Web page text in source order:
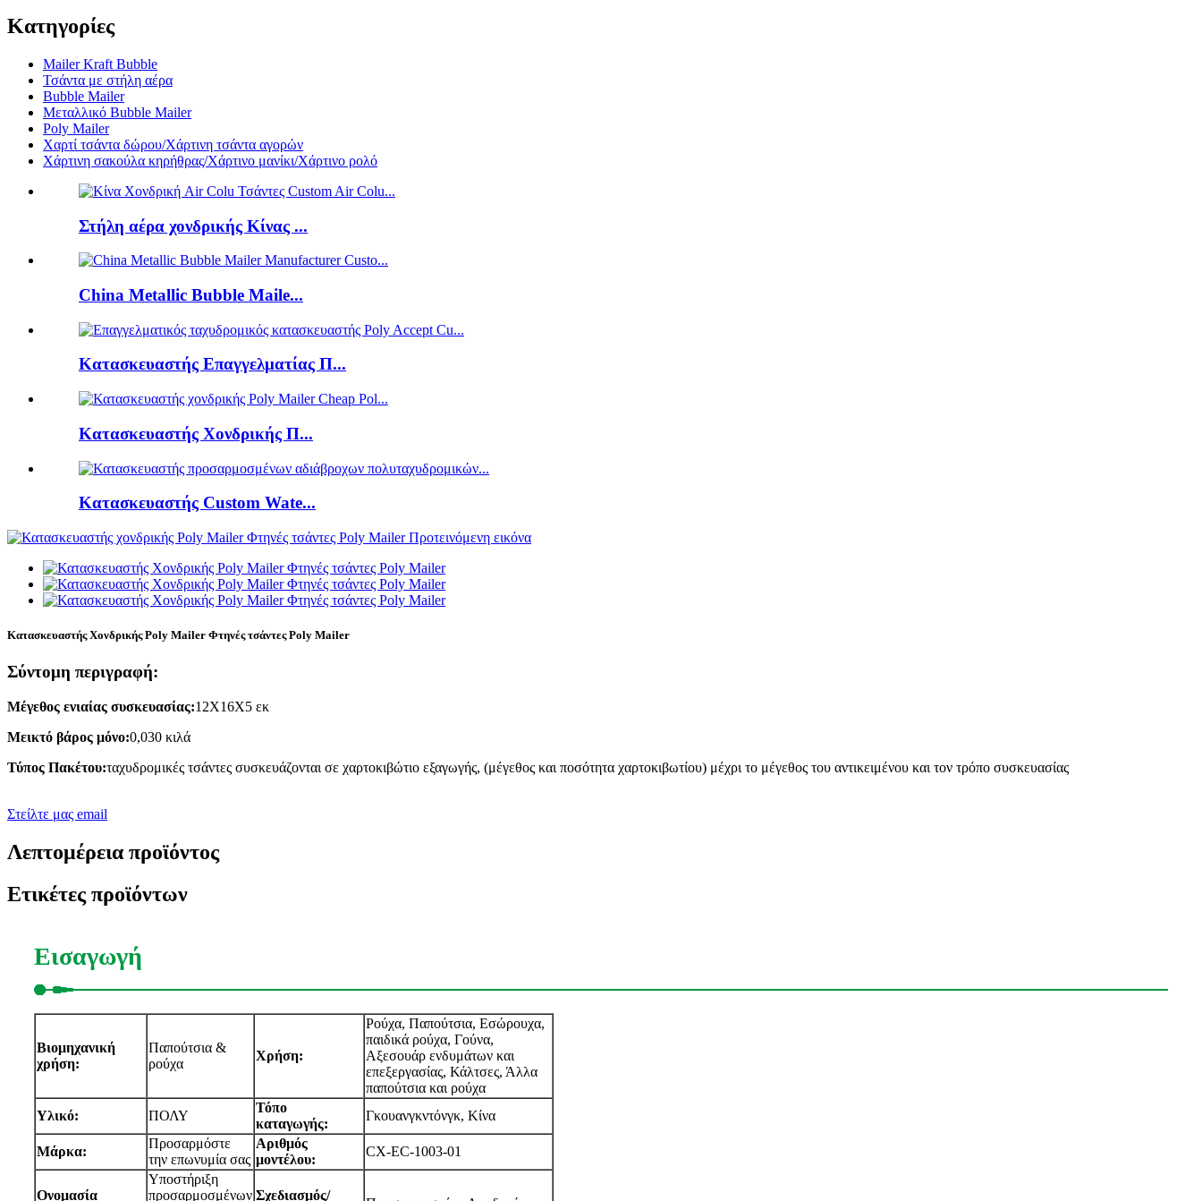
Κατηγορίες
Mailer Kraft Bubble
Τσάντα με στήλη αέρα
Bubble Mailer
Μεταλλικό Bubble Mailer
Poly Mailer
Χαρτί τσάντα δώρου/Χάρτινη τσάντα αγορών
Χάρτινη σακούλα κηρήθρας/Χάρτινο μανίκι/Χάρτινο ρολό
Στήλη αέρα χονδρικής Κίνας ...
China Metallic Bubble Maile...
Κατασκευαστής Επαγγελματίας Π...
Κατασκευαστής Χονδρικής Π...
Κατασκευαστής Custom Wate...
Κατασκευαστής Χονδρικής Poly Mailer Φτηνές τσάντες Poly Mailer
Σύντομη περιγραφή:
Μέγεθος ενιαίας συσκευασίας:12Χ16Χ5 εκ
Μεικτό βάρος μόνο:0,030 κιλά
Τύπος Πακέτου:ταχυδρομικές τσάντες συσκευάζονται σε χαρτοκιβώτιο εξαγωγής, (μέγεθος και ποσότητα χαρτοκιβωτίου) μέχρι το μέγεθος του αντικειμένου και τον τρόπο συσκευασίας
Στείλτε μας email
Λεπτομέρεια προϊόντος
Ετικέτες προϊόντων
Εισαγωγή
Βιομηχανική
χρήση:
Παπούτσια &
ρούχα
Χρήση:
Ρούχα, Παπούτσια, Εσώρουχα,
παιδικά ρούχα, Γούνα,
Αξεσουάρ ενδυμάτων και
επεξεργασίας, Κάλτσες, Άλλα
παπούτσια και ρούχα
Υλικό:
ΠΟΛΥ
Τόπο
καταγωγής:
Γκουανγκντόνγκ, Κίνα
Μάρκα:
Προσαρμόστε
την επωνυμία σας
Αριθμός
μοντέλου:
CX-EC-1003-01
Ονομασία
Υποστήριξη
προσαρμοσμένων Σχεδιασμός/